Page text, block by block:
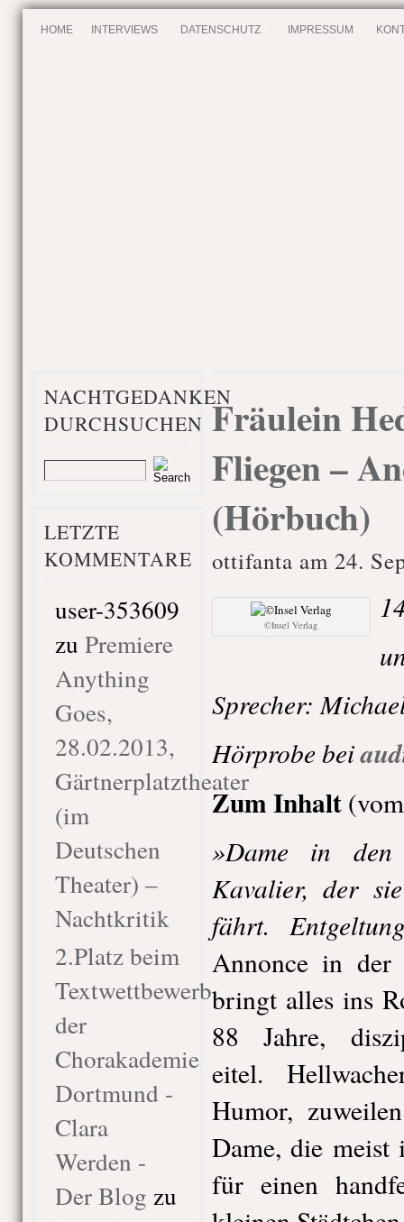
HOME INTERVIEWS DATENSCHUTZ IMPRESSUM
NACHTGEDANKEN
DURCHSUCHEN
LETZTE
KOMMENTARE
user-353609
zu Premiere
Anything
Goes,
28.02.2013,
Gärtnerplatztheater
(im
Deutschen
Theater) –
Nachtkritik
2.Platz beim
Textwettbewerb
der
Chorakademie
Dortmund -
Clara
Werden -
Der Blog zu
Fräulein
Fliegen –
(Hörbuch)
ottifanta am 24.
©Insel Verlag
Sprecher:
Hörprobe bei
Zum Inhalt
»Dame in den
Kavalier, der
fährt.
Annonce in der
bringt alles ins
88 Jahre,
eitel.
Humor,
Dame, die
für einen